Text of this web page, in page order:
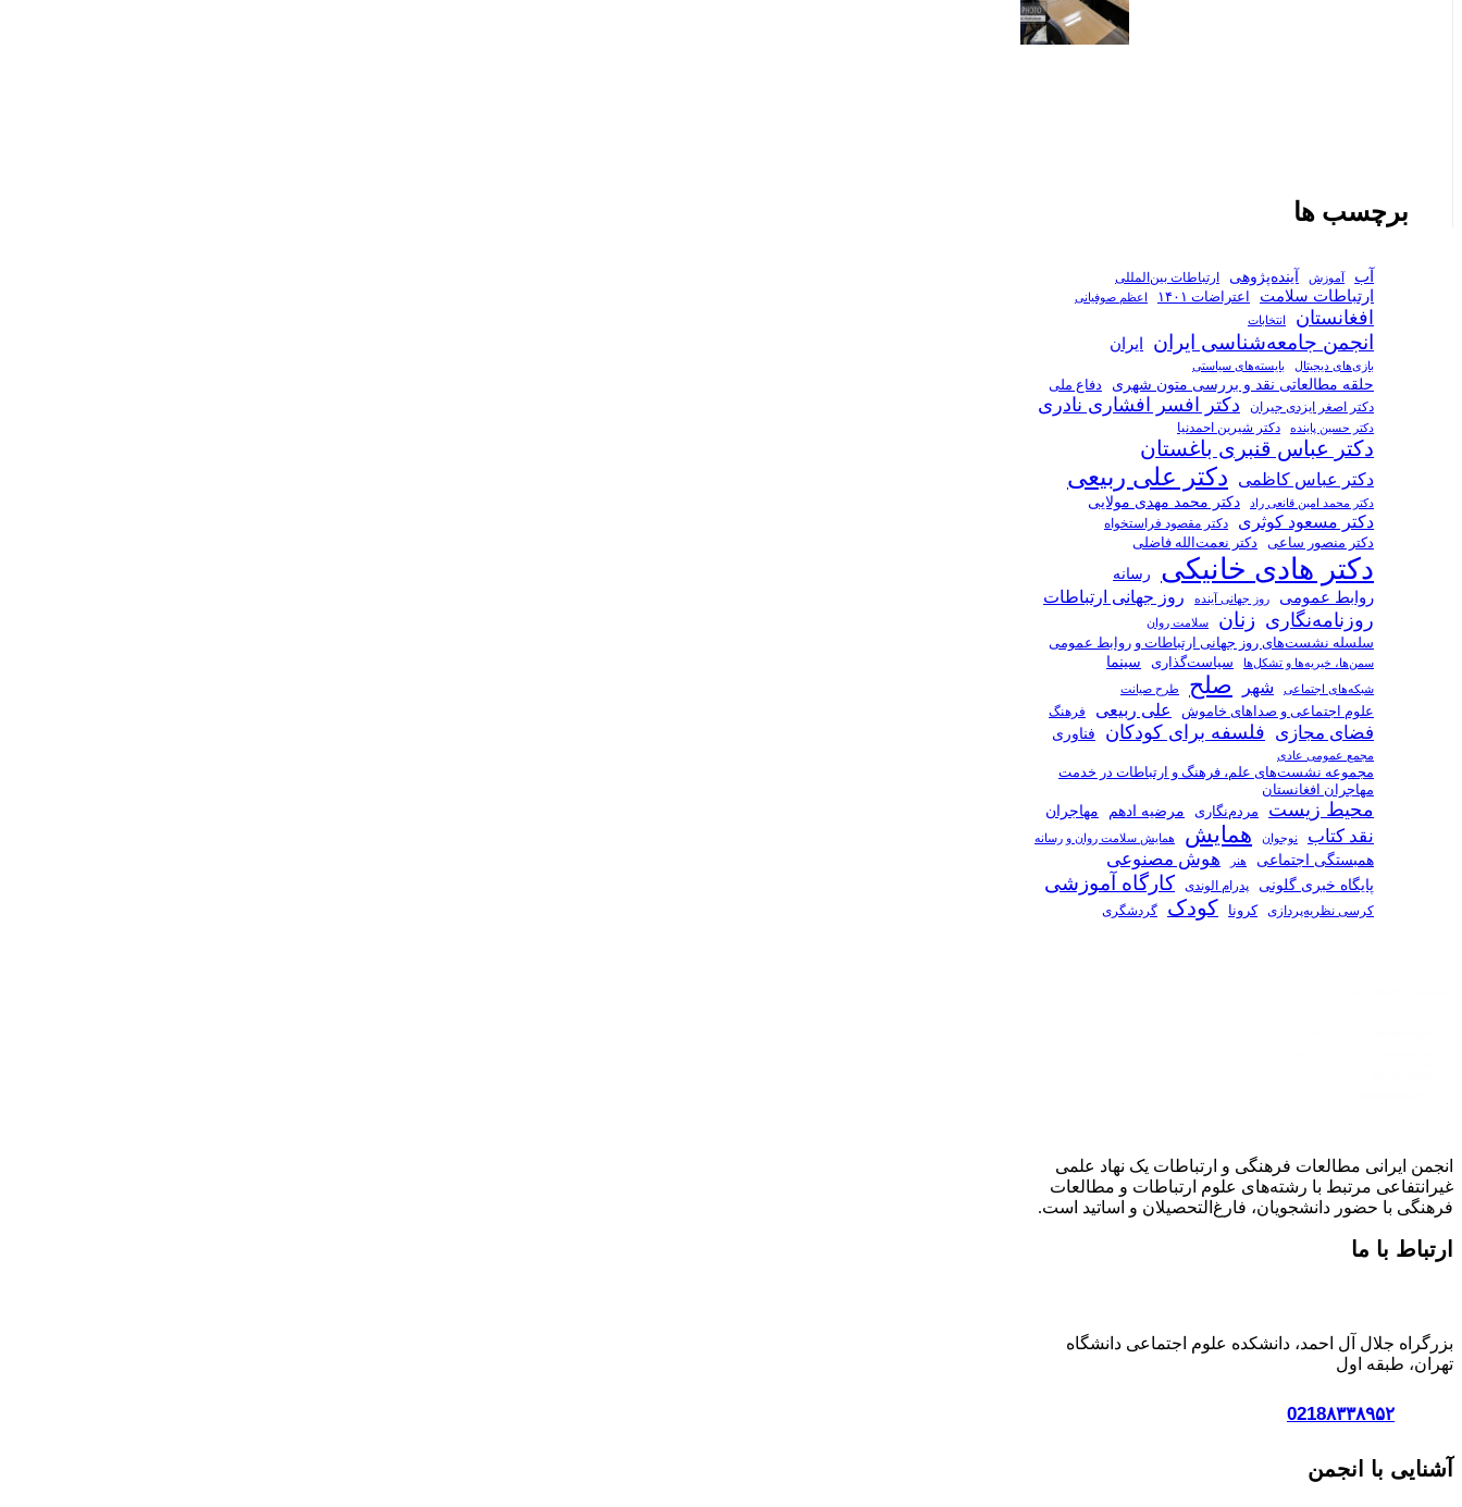
برچسب ها
آب آموزش آینده‌پژوهی ارتباطات بین‌المللی
ارتباطات سلامت اعتراضات ۱۴۰۱ اعظم صوفیانی
افغانستان انتخابات
انجمن جامعه‌شناسی ایران ایران
بازی‌های دیجیتال بایسته‌های سیاستی
حلقه مطالعاتی نقد و بررسی متون شهری دفاع ملی
دکتر اصغر ایزدی جیران دکتر افسر افشاری نادری
دکتر حسین پاینده دکتر شیرین احمدنیا
دکتر عباس قنبری باغستان
دکتر عباس کاظمی دکتر علی ربیعی
دکتر محمد امین قانعی راد دکتر محمد مهدی مولایی
دکتر مسعود کوثری
دکتر مقصود فراستخواه
دکتر منصور ساعی
دکتر نعمت‌الله فاضلی
دکتر هادی خانیکی رسانه
روابط عمومی روز جهانی آینده روز جهانی ارتباطات
روزنامه‌نگاری زنان سلامت روان
سلسله نشست‌های روز جهانی ارتباطات و روابط عمومی
سمن‌ها، خیریه‌ها و تشکل‌ها سیاست‌گذاری سینما
شبکه‌های اجتماعی شهر صلح طرح صیانت
علوم اجتماعی و صداهای خاموش علی ربیعی فرهنگ
فضای مجازی فلسفه برای کودکان فناوری
مجمع عمومی عادی
مجموعه نشست‌های علم، فرهنگ و ارتباطات در خدمت
مهاجران افغانستان
محیط زیست مردم‌نگاری مرضیه ادهم مهاجران
نقد کتاب نوجوان همایش همایش سلامت روان و رسانه
همبستگی اجتماعی هنر هوش مصنوعی
پایگاه خبری گلونی پدرام الوندی کارگاه آموزشی
کرسی نظریه‌پردازی کرونا کودک گردشگری
انجمن ایرانی مطالعات فرهنگی و ارتباطات یک نهاد علمی
غیرانتفاعی مرتبط با رشته‌های علوم ارتباطات و مطالعات
فرهنگی با حضور دانشجویان، فارغ‌التحصیلان و اساتید است.
ارتباط با ما
بزرگراه جلال آل احمد، دانشکده علوم اجتماعی دانشگاه
تهران، طبقه اول
0218۸۳۳۸۹۵۲
آشنایی با انجمن